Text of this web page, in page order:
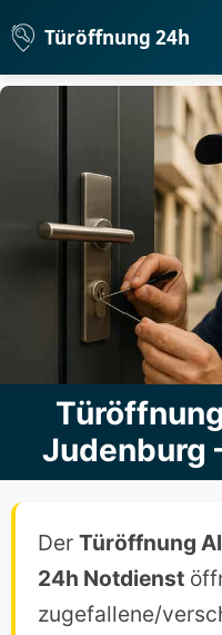
Türöffnung 24h
Judenburg
Der Türöffnung
24h Notdienst
zugefallene/